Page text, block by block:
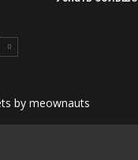
by meownauts